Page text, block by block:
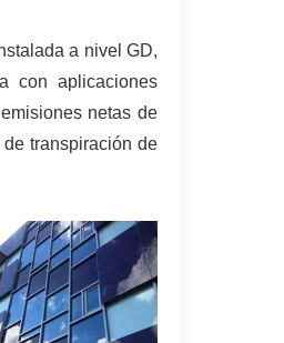
a nivel GD,
con aplicaciones
netas de
transpiración de